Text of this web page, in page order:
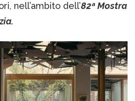
nell’ambito dell’82ª Mostra